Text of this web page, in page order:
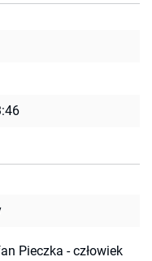
Pieczka - człowiek